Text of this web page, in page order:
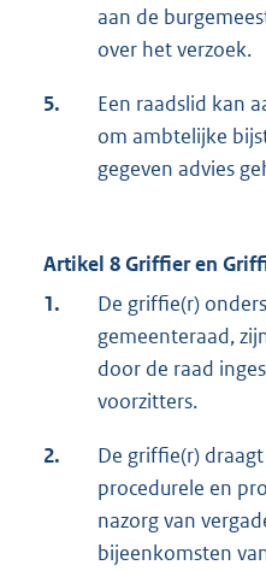
aan de
over het verzoek.
5.
Een raadslid kan
om ambtelijke
gegeven advies
Artikel 8 Griffier en
1.
De griffie(r)
gemeenteraad,
door de raad
voorzitters.
2.
De griffie(r)
procedurele en
nazorg van
bijeenkomsten